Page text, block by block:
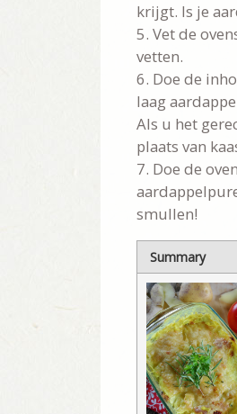
krijgt. Is je
5. Vet de
vetten.
6. Doe de
laag
Als u het
plaats van
7. Doe de
smullen!
Summary